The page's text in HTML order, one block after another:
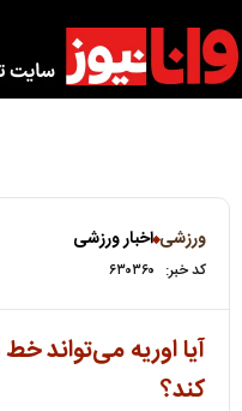
ورزشی اخبار ورزشی
کد خبر: ۶۳۰۳۶۰
آیا اوریه می‌تواند
کند؟